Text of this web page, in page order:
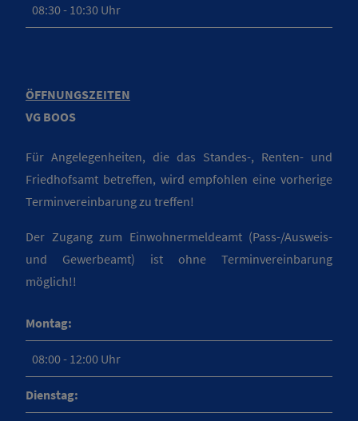
08:30 - 10:30 Uhr
ÖFFNUNGSZEITEN
VG BOOS
Für Angelegenheiten, die das Standes-, Renten- und
Friedhofsamt betreffen, wird empfohlen eine vorherige
Terminvereinbarung zu treffen!
Der Zugang zum Einwohnermeldeamt (Pass-/Ausweis-
und Gewerbeamt) ist ohne Terminvereinbarung
möglich!!
Montag:
08:00 - 12:00 Uhr
Dienstag: